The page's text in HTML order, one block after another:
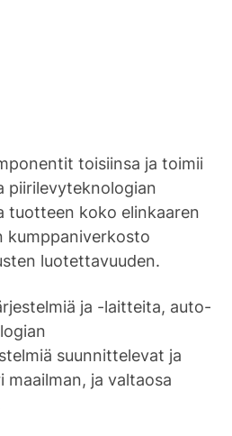
toisiinsa ja toimii
piirilevyteknologian
tuotteen koko elinkaaren
kumppaniverkosto
luotettavuuden.
ja -laitteita, auto-
suunnittelevat ja
ja valtaosa